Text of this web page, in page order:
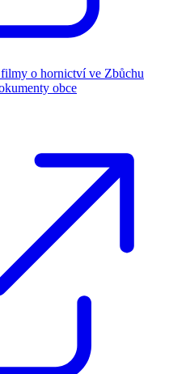
o hornictví ve Zbůchu
obce